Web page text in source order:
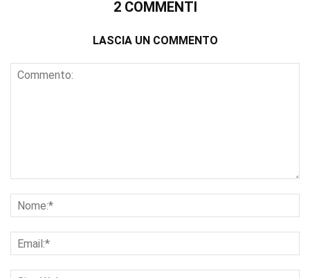
2 COMMENTI
LASCIA UN COMMENTO